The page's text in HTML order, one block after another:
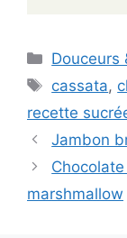
Douceurs
Tags
cassata,
recette
Jambon
marshmallow